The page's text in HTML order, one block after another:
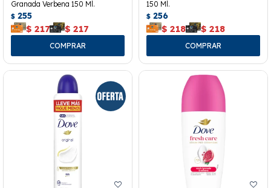
Granada Verbena 150 Ml.
$ 255
$ 217 $ 217
150 Ml.
$ 256
$ 218 $ 218